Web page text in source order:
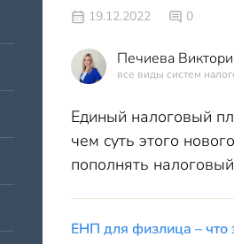
19.12.2022 0
Печиева
все виды систем
Единый налоговый
чем суть этого
пополнять
ЕНП для физлица – что